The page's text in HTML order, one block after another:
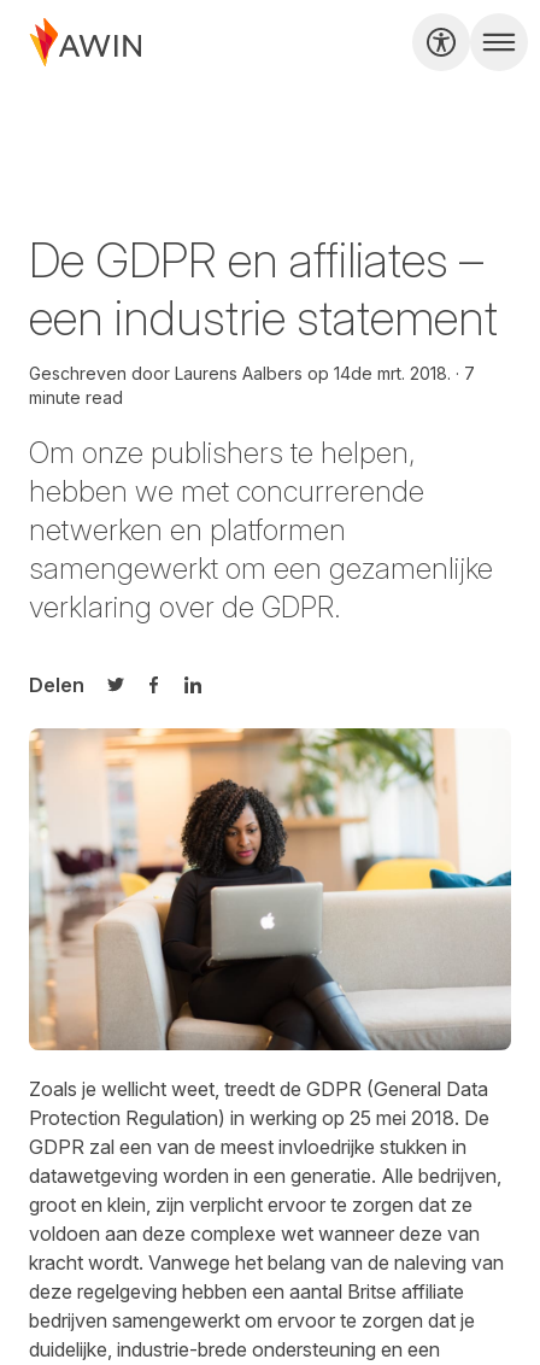
De GDPR en affiliates –
een industrie statement
Geschreven door Laurens Aalbers op 14de mrt. 2018.
7
minute read
Om onze publishers te helpen,
hebben we met concurrerende
netwerken en platformen
samengewerkt om een gezamenlijke
verklaring over de GDPR.
Delen
Delen op Twitter
Delen op Facebook
Delen op LinkedIn
Zoals je wellicht weet, treedt de GDPR (General Data
Protection Regulation) in werking op 25 mei 2018. De
GDPR zal een van de meest invloedrijke stukken in
datawetgeving worden in een generatie. Alle bedrijven,
groot en klein, zijn verplicht ervoor te zorgen dat ze
voldoen aan deze complexe wet wanneer deze van
kracht wordt. Vanwege het belang van de naleving van
deze regelgeving hebben een aantal Britse affiliate
bedrijven samengewerkt om ervoor te zorgen dat je
duidelijke, industrie-brede ondersteuning en een